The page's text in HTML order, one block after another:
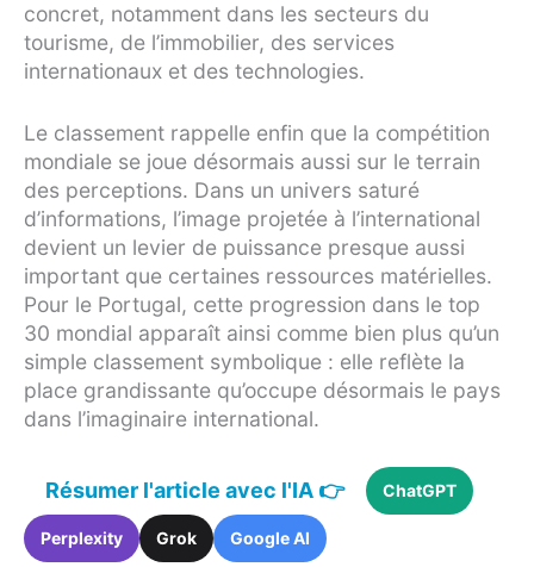
concret, notamment dans les secteurs du
tourisme, de l’immobilier, des services
internationaux et des technologies.
Le classement rappelle enfin que la compétition
mondiale se joue désormais aussi sur le terrain
des perceptions. Dans un univers saturé
d’informations, l’image projetée à l’international
devient un levier de puissance presque aussi
important que certaines ressources matérielles.
Pour le Portugal, cette progression dans le top
30 mondial apparaît ainsi comme bien plus qu’un
simple classement symbolique : elle reflète la
place grandissante qu’occupe désormais le pays
dans l’imaginaire international.
Résumer l'article avec l'IA 👉 ChatGPT
Perplexity Grok Google AI